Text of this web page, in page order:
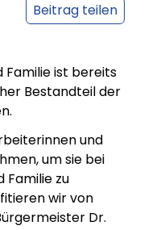
Beitrag teilen
Familie ist bereits
Bestandteil der
und
um sie bei
Familie zu
wir von
Dr.